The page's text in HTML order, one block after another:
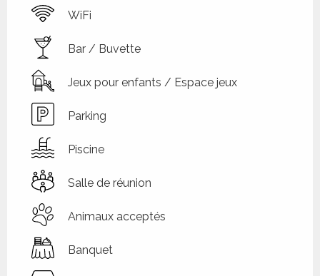
WiFi
Bar / Buvette
Jeux pour enfants / Espace jeux
Parking
Piscine
Salle de réunion
Animaux acceptés
Banquet